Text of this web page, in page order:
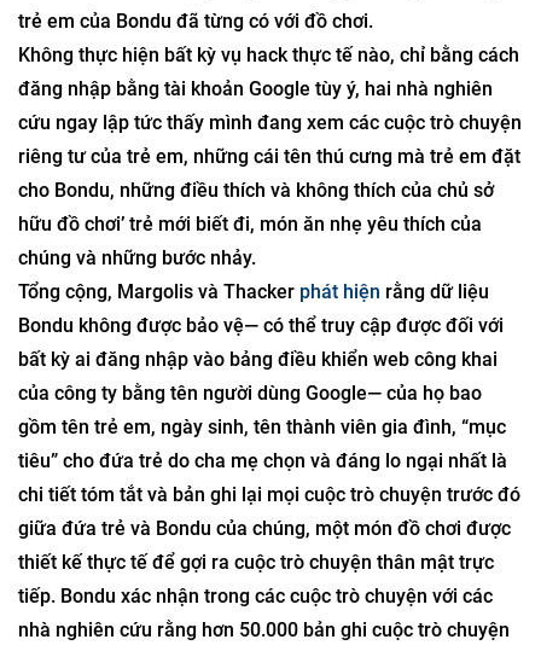
trẻ em của Bondu đã từng có với đồ chơi.
Không thực hiện bất kỳ vụ hack thực tế nào, chỉ bằng cách
đăng nhập bằng tài khoản Google tùy ý, hai nhà nghiên
cứu ngay lập tức thấy mình đang xem các cuộc trò chuyện
riêng tư của trẻ em, những cái tên thú cưng mà trẻ em đặt
cho Bondu, những điều thích và không thích của chủ sở
hữu đồ chơi’ trẻ mới biết đi, món ăn nhẹ yêu thích của
chúng và những bước nhảy.
Tổng cộng, Margolis và Thacker phát hiện rằng dữ liệu
Bondu không được bảo vệ— có thể truy cập được đối với
bất kỳ ai đăng nhập vào bảng điều khiển web công khai
của công ty bằng tên người dùng Google— của họ bao
gồm tên trẻ em, ngày sinh, tên thành viên gia đình, “mục
tiêu” cho đứa trẻ do cha mẹ chọn và đáng lo ngại nhất là
chi tiết tóm tắt và bản ghi lại mọi cuộc trò chuyện trước đó
giữa đứa trẻ và Bondu của chúng, một món đồ chơi được
thiết kế thực tế để gợi ra cuộc trò chuyện thân mật trực
tiếp. Bondu xác nhận trong các cuộc trò chuyện với các
nhà nghiên cứu rằng hơn 50.000 bản ghi cuộc trò chuyện